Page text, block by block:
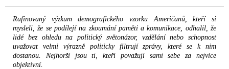
Rafinovaný výzkum demografického vzorku Američanů, kteří si
mysleli, že se podílejí na zkoumání paměti a komunikace, odhalil, že
lidé bez ohledu na politický světonázor, vzdělání nebo schopnost
uvažovat velmi výrazně politicky filtrují zprávy, které se k nim
dostanou. Nejhorší jsou ti, kteří považují sami sebe za nejvíce
objektivní.